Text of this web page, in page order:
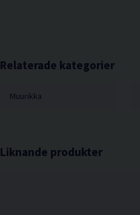
Relaterade kategorier
Muurikka
Liknande produkter